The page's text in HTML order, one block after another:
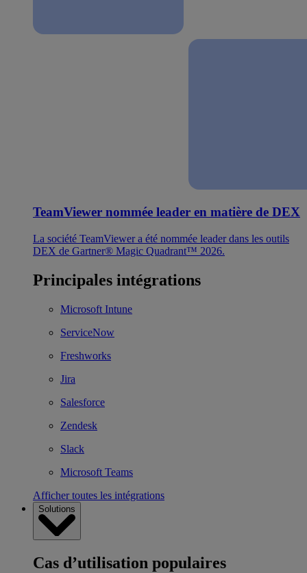
TeamViewer nommée leader en matière de DEX
La société TeamViewer a été nommée leader dans les outils
DEX de Gartner® Magic Quadrant™ 2026.
Principales intégrations
Microsoft Intune
ServiceNow
Freshworks
Jira
Salesforce
Zendesk
Slack
Microsoft Teams
Afficher toutes les intégrations
Solutions
Cas d’utilisation populaires